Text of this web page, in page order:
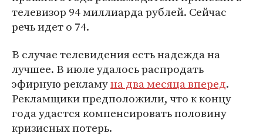
телевизор 94 миллиарда рублей. Сейчас
речь идет о 74.
В случае телевидения есть надежда на
лучшее. В июле удалось распродать
эфирную рекламуна два месяца вперед.
Рекламщики предположили, что к концу
года удастся компенсировать половину
кризисных потерь.